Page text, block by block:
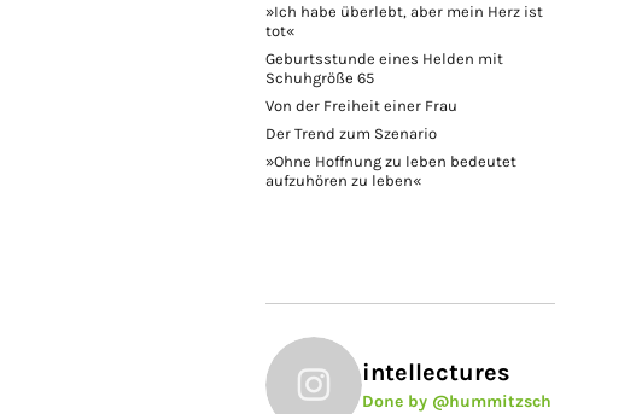
»Ich habe überlebt, aber mein Herz ist
tot«
Geburtsstunde eines Helden mit
Schuhgröße 65
Von der Freiheit einer Frau
Der Trend zum Szenario
»Ohne Hoffnung zu leben bedeutet
aufzuhören zu leben«
intellectures
Done by @hummitzsch